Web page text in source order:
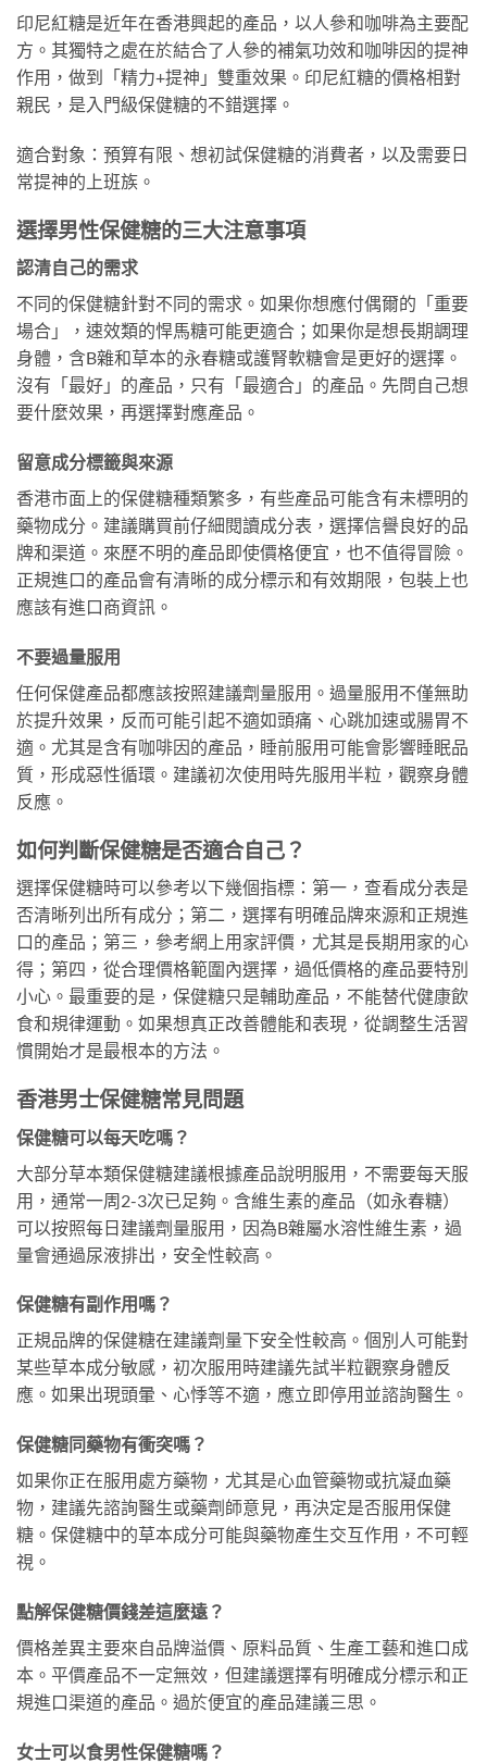
印尼紅糖是近年在香港興起的產品，以人參和咖啡為主要配
方。其獨特之處在於結合了人參的補氣功效和咖啡因的提神
作用，做到「精力+提神」雙重效果。印尼紅糖的價格相對
親民，是入門級保健糖的不錯選擇。
適合對象：預算有限、想初試保健糖的消費者，以及需要日
常提神的上班族。
選擇男性保健糖的三大注意事項
認清自己的需求
不同的保健糖針對不同的需求。如果你想應付偶爾的「重要
場合」，速效類的悍馬糖可能更適合；如果你是想長期調理
身體，含B雜和草本的永春糖或護腎軟糖會是更好的選擇。
沒有「最好」的產品，只有「最適合」的產品。先問自己想
要什麼效果，再選擇對應產品。
留意成分標籤與來源
香港市面上的保健糖種類繁多，有些產品可能含有未標明的
藥物成分。建議購買前仔細閱讀成分表，選擇信譽良好的品
牌和渠道。來歷不明的產品即使價格便宜，也不值得冒險。
正規進口的產品會有清晰的成分標示和有效期限，包裝上也
應該有進口商資訊。
不要過量服用
任何保健產品都應該按照建議劑量服用。過量服用不僅無助
於提升效果，反而可能引起不適如頭痛、心跳加速或腸胃不
適。尤其是含有咖啡因的產品，睡前服用可能會影響睡眠品
質，形成惡性循環。建議初次使用時先服用半粒，觀察身體
反應。
如何判斷保健糖是否適合自己？
選擇保健糖時可以參考以下幾個指標：第一，查看成分表是
否清晰列出所有成分；第二，選擇有明確品牌來源和正規進
口的產品；第三，參考網上用家評價，尤其是長期用家的心
得；第四，從合理價格範圍內選擇，過低價格的產品要特別
小心。最重要的是，保健糖只是輔助產品，不能替代健康飲
食和規律運動。如果想真正改善體能和表現，從調整生活習
慣開始才是最根本的方法。
香港男士保健糖常見問題
保健糖可以每天吃嗎？
大部分草本類保健糖建議根據產品說明服用，不需要每天服
用，通常一周2-3次已足夠。含維生素的產品（如永春糖）
可以按照每日建議劑量服用，因為B雜屬水溶性維生素，過
量會通過尿液排出，安全性較高。
保健糖有副作用嗎？
正規品牌的保健糖在建議劑量下安全性較高。個別人可能對
某些草本成分敏感，初次服用時建議先試半粒觀察身體反
應。如果出現頭暈、心悸等不適，應立即停用並諮詢醫生。
保健糖同藥物有衝突嗎？
如果你正在服用處方藥物，尤其是心血管藥物或抗凝血藥
物，建議先諮詢醫生或藥劑師意見，再決定是否服用保健
糖。保健糖中的草本成分可能與藥物產生交互作用，不可輕
視。
點解保健糖價錢差這麼遠？
價格差異主要來自品牌溢價、原料品質、生產工藝和進口成
本。平價產品不一定無效，但建議選擇有明確成分標示和正
規進口渠道的產品。過於便宜的產品建議三思。
女士可以食男性保健糖嗎？